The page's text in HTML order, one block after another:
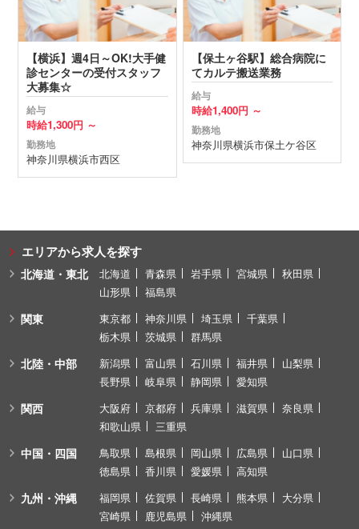
【横浜】週4日～OK!大手健
診センターの受付スタッフ
大募集☆
給与
時給1,300円 ～
勤務地
神奈川県横浜市西区
【保土ヶ谷駅】総合病院に
てカルテ搬送業務
給与
時給1,400円 ～
勤務地
神奈川県横浜市保土ケ谷区
エリアから求人を探す
北海道・東北 北海道 青森県 岩手県 宮城県
秋田県
山形県
福島県
関東 東京都 神奈川県 埼玉県
千葉県
栃木県
茨城県 群馬県
北陸・中部 新潟県 富山県 石川県 福井県
山梨県
長野県
岐阜県 静岡県 愛知県
関西 大阪府 京都府 兵庫県 滋賀県
奈良県
和歌山県
三重県
中国・四国 鳥取県 島根県 岡山県 広島県
山口県
徳島県
香川県 愛媛県 高知県
九州・沖縄 福岡県 佐賀県 長崎県 熊本県
大分県
宮崎県
鹿児島県 沖縄県